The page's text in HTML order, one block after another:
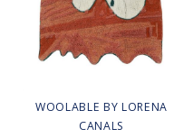
WOOLABLE BY LORENA
CANALS